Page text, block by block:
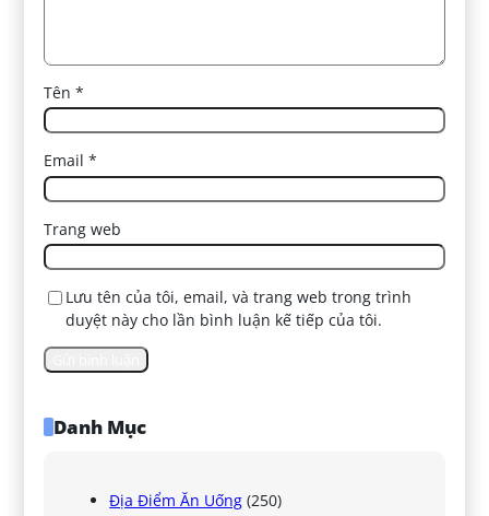
Tên*
Email*
Trang web
Lưu tên của tôi, email, và trang web trong trình
duyệt này cho lần bình luận kế tiếp của tôi.
Danh Mục
Địa Điểm Ăn Uống (250)